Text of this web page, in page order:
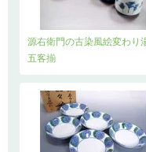
源右衛門の古染風絵変わり
五客揃